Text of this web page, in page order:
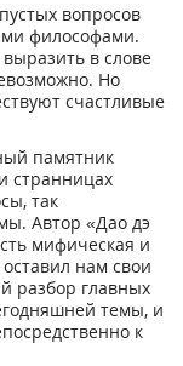
вопросов
философами.
в слове
Но
счастливые
памятник
странницах
так
Автор «Дао дэ
мифическая и
нам свои
разбор главных
темы, и
к